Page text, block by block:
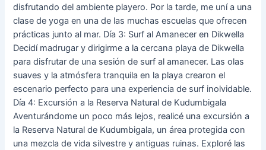
disfrutando del ambiente playero. Por la tarde, me uní a una
clase de yoga en una de las muchas escuelas que ofrecen
prácticas junto al mar. Día 3: Surf al Amanecer en Dikwella
Decidí madrugar y dirigirme a la cercana playa de Dikwella
para disfrutar de una sesión de surf al amanecer. Las olas
suaves y la atmósfera tranquila en la playa crearon el
escenario perfecto para una experiencia de surf inolvidable.
Día 4: Excursión a la Reserva Natural de Kudumbigala
Aventurándome un poco más lejos, realicé una excursión a
la Reserva Natural de Kudumbigala, un área protegida con
una mezcla de vida silvestre y antiguas ruinas. Exploré las